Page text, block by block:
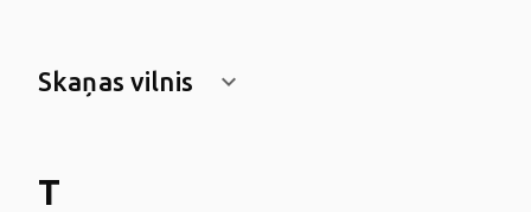
Skaņas vilnis keyboard_arrow_down
T